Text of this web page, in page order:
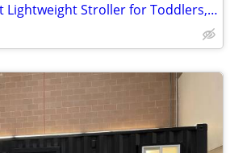
Kolcraft Cloud Sport Lightweight Stroller for Toddlers, Unisex Gray